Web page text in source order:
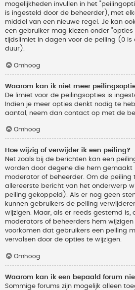
mogelijkheden invullen in het
is ingesteld door de beheerder), met
middel van een nieuwe regel. Je kan
een gebruiker mag kiezen onder
tijdslimiet in dagen voor de peiling (0 is
duur).
Omhoog
Waarom kan ik niet meer
De limiet voor de peilingsopties is
Indien je meer opties denkt nodig te
aantal, neem dan contact op met de
Omhoog
Hoe wijzig of verwijder ik een peiling?
Net zoals bij de berichten kan een
worden door degene die hem gemaakt
moderator of beheerder. Om de peiling
allereerste bericht van het onderwerp
peiling gekoppeld). Als er nog geen
kunnen gebruikers de peiling
wijzigen. Maar, als er reeds gestemd is,
moderators of beheerders hem
voorkomen dat gebruikers een peiling
vervalsen door de opties te wijzigen.
Omhoog
Waarom kan ik een bepaald forum
Sommige forums zijn mogelijk alleen